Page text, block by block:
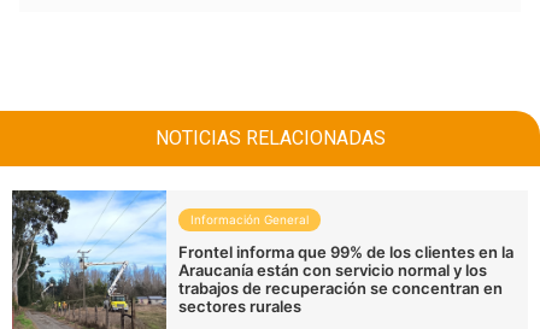
NOTICIAS RELACIONADAS
Información General
Frontel informa que 99% de los clientes en la
Araucanía están con servicio normal y los
trabajos de recuperación se concentran en
sectores rurales